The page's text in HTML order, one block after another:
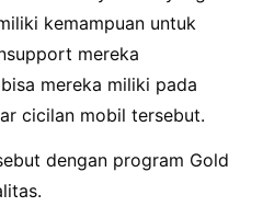
kemampuan untuk
mereka
mereka miliki pada
cicilan mobil tersebut.
dengan program Gold